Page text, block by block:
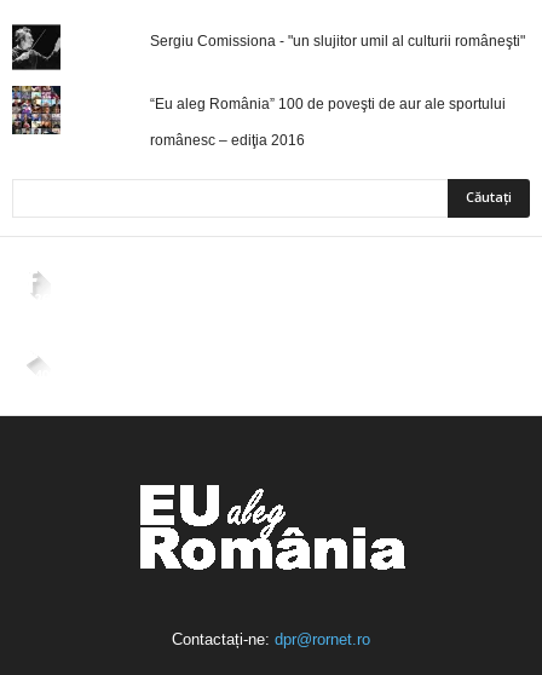
Sergiu Comissiona - "un slujitor umil al culturii româneşti"
“Eu aleg România” 100 de poveşti de aur ale sportului
românesc – ediţia 2016
2,265
4,400
Contactați-ne: dpr@rornet.ro